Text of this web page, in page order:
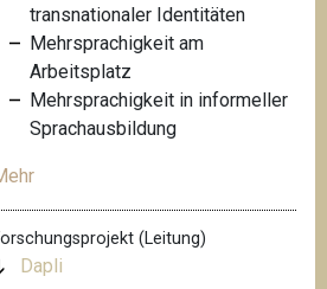
transnationaler Identitäten
Mehrsprachigkeit am
Arbeitsplatz
Mehrsprachigkeit in informeller
Sprachausbildung
(Leitung)
Dapli